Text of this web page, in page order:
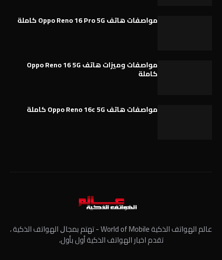
مواصفات هاتف Oppo Reno 16 Pro 5G كاملة
مواصفات وميزات هاتف Oppo Reno 16 5G
كاملة
مواصفات هاتف Oppo Reno 16c 5G كاملة
عالم الهواتف الذكية World of Mobile - ﺗﻬﺘﻢ ﺑﻤﺠﺎﻝ الهواتف الذكية ،
تقدم اخبار الهواتف الذكية أول بأول،